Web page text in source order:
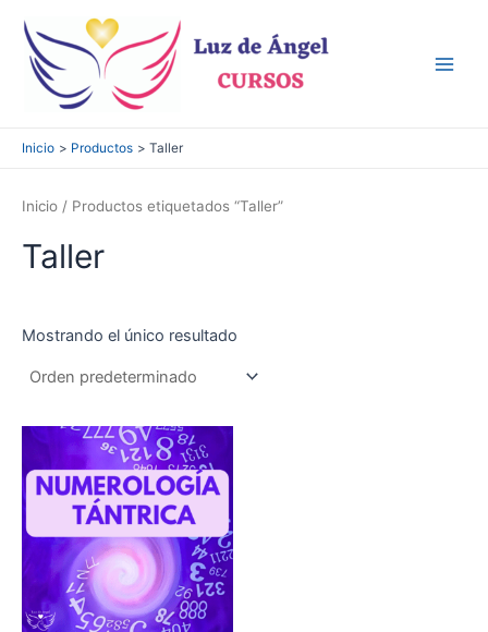
contenido
Inicio Productos Taller
Inicio / Productos etiquetados “Taller”
Taller
Mostrando el único resultado